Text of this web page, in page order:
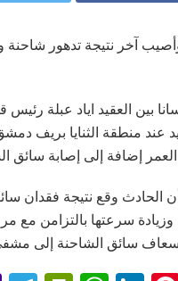
آخر نتيجة تدهور شاحنة
بين العقيد اياد عبلة
عند منطقة الثنايا بريف
إضافة إلى إصابة سائق
أن الحادث وقع نتيجة
سرعتها بالتزامن مع
إسعاف سائق الشاحنة إلى